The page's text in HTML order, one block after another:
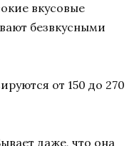
вкусовые
безвкусными
от 150 до 270
даже, что она